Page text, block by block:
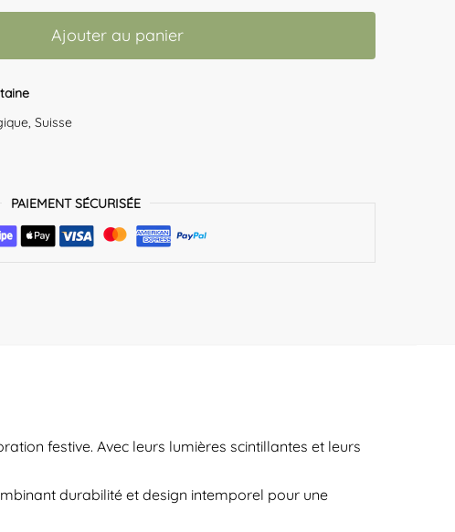
Ajouter au panier
Suisse
PAIEMENT SÉCURISÉE
festive. Avec leurs lumières scintillantes et leurs
durabilité et design intemporel pour une